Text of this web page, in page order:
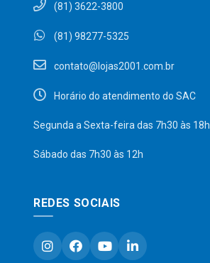
(81) 3622-3800
(81) 98277-5325
contato@lojas2001.com.br
Horário do atendimento do SAC
Segunda a Sexta-feira das 7h30 às 18h
Sábado das 7h30 às 12h
REDES SOCIAIS